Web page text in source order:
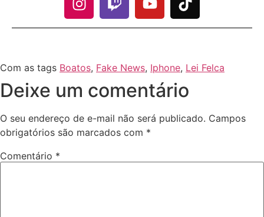
Com as tags Boatos, Fake News, Iphone, Lei Felca
Deixe um comentário
O seu endereço de e-mail não será publicado. Campos
obrigatórios são marcados com *
Comentário *